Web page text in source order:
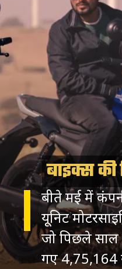
बाइक्स की
बीते मई में
यूनिट
जो पिछले
गए 4,75,164